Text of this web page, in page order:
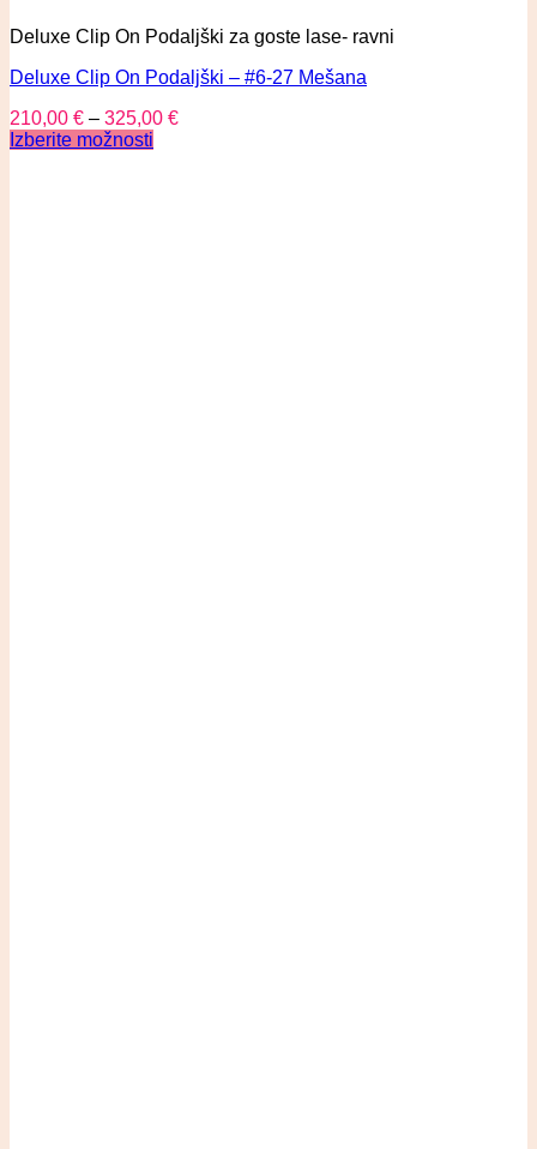
Deluxe Clip On Podaljški za goste lase- ravni
Deluxe Clip On Podaljški – #6-27 Mešana
210,00 € – 325,00 €
Izberite možnosti